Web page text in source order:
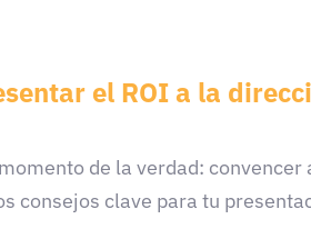
el ROI a la
de la verdad:
consejos clave para tu